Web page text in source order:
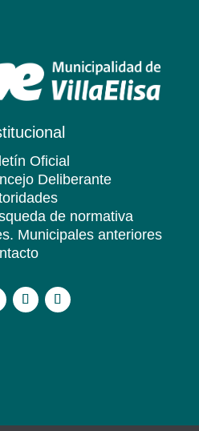
Oficial
Deliberante
de normativa
Municipales anteriores